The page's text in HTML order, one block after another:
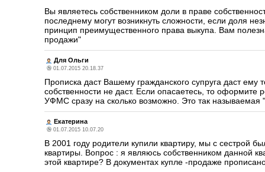
Вы являетесь собственником доли в праве
последнему могут возникнуть сложности, если доля
принцип преимущественного права выкупа. Вам
продажи"
Для Ольги
01.07.2015 20.18.37
Прописка даст Вашему гражданского супруга даст
собственности не даст. Если опасаетесь, то
УФМС сразу на сколько возможно. Это так
Екатерина
01.07.2015 10.07.20
В 2001 году родители купили квартиру, мы с сестрой
квартиры. Вопрос : я являюсь собственником данной
этой квартире? В документах купле -продаже